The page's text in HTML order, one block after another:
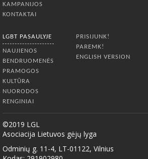
KAMPANIJOS
KONTAKTAI
LGBT PASAULYJE
NAUJIENOS
BENDRUOMENĖS
PRAMOGOS
KULTŪRA
NUORODOS
RENGINIAI
PRISIJUNK!
PAREMK!
ENGLISH VERSION
©2019 LGL
Asociacija Lietuvos gėjų lyga
Odminių g. 11-4, LT-01122, Vilnius